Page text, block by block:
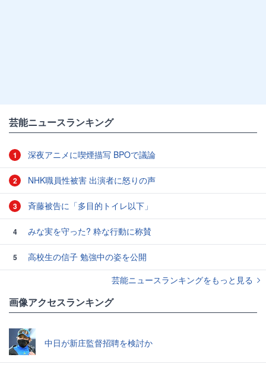
芸能ニュースランキング
1 深夜アニメに喫煙描写 BPOで議論
2 NHK職員性被害 出演者に怒りの声
3 斉藤被告に「多目的トイレ以下」
4 みな実を守った? 粋な行動に称賛
5
高校生の信子 勉強中の姿を公開
芸能ニュースランキングをもっと見る
画像アクセスランキング
中日が新庄監督招聘を検討か